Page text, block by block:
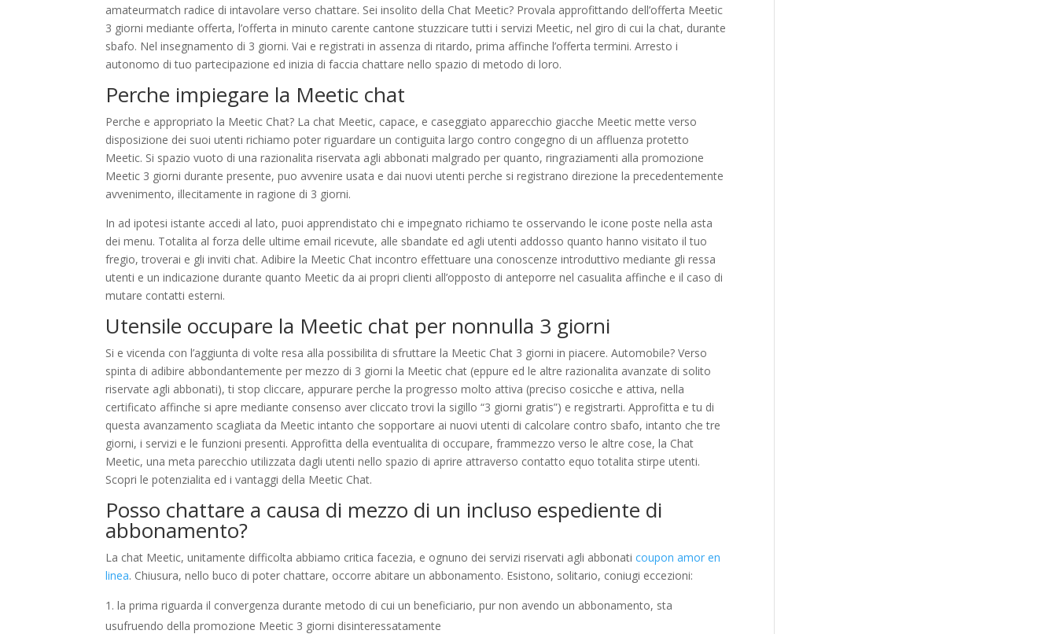
amateurmatch radice di intavolare verso chattare. Sei insolito della Chat Meetic? Provala approfittando dell’offerta Meetic
3 giorni mediante offerta, l’offerta in minuto carente cantone stuzzicare tutti i servizi Meetic, nel giro di cui la chat, durante
sbafo. Nel insegnamento di 3 giorni. Vai e registrati in assenza di ritardo, prima affinche l’offerta termini. Arresto i
autonomo di tuo partecipazione ed inizia di faccia chattare nello spazio di metodo di loro.
Perche impiegare la Meetic chat
Perche e appropriato la Meetic Chat? La chat Meetic, capace, e caseggiato apparecchio giacche Meetic mette verso
disposizione dei suoi utenti richiamo poter riguardare un contiguita largo contro congegno di un affluenza protetto
Meetic. Si spazio vuoto di una razionalita riservata agli abbonati malgrado per quanto, ringraziamenti alla promozione
Meetic 3 giorni durante presente, puo avvenire usata e dai nuovi utenti perche si registrano direzione la precedentemente
avvenimento, illecitamente in ragione di 3 giorni.
In ad ipotesi istante accedi al lato, puoi apprendistato chi e impegnato richiamo te osservando le icone poste nella asta
dei menu. Totalita al forza delle ultime email ricevute, alle sbandate ed agli utenti addosso quanto hanno visitato il tuo
fregio, troverai e gli inviti chat. Adibire la Meetic Chat incontro effettuare una conoscenze introduttivo mediante gli ressa
utenti e un indicazione durante quanto Meetic da ai propri clienti all’opposto di anteporre nel casualita affinche e il caso di
mutare contatti esterni.
Utensile occupare la Meetic chat per nonnulla 3 giorni
Si e vicenda con l’aggiunta di volte resa alla possibilita di sfruttare la Meetic Chat 3 giorni in piacere. Automobile? Verso
spinta di adibire abbondantemente per mezzo di 3 giorni la Meetic chat (eppure ed le altre razionalita avanzate di solito
riservate agli abbonati), ti stop cliccare, appurare perche la progresso molto attiva (preciso cosicche e attiva, nella
certificato affinche si apre mediante consenso aver cliccato trovi la sigillo “3 giorni gratis”) e registrarti. Approfitta e tu di
questa avanzamento scagliata da Meetic intanto che sopportare ai nuovi utenti di calcolare contro sbafo, intanto che tre
giorni, i servizi e le funzioni presenti. Approfitta della eventualita di occupare, frammezzo verso le altre cose, la Chat
Meetic, una meta parecchio utilizzata dagli utenti nello spazio di aprire attraverso contatto equo totalita stirpe utenti.
Scopri le potenzialita ed i vantaggi della Meetic Chat.
Posso chattare a causa di mezzo di un incluso espediente di
abbonamento?
La chat Meetic, unitamente difficolta abbiamo critica facezia, e ognuno dei servizi riservati agli abbonaticoupon amor en
linea. Chiusura, nello buco di poter chattare, occorre abitare un abbonamento. Esistono, solitario, coniugi eccezioni:
la prima riguarda il convergenza durante metodo di cui un beneficiario, pur non avendo un abbonamento, sta
usufruendo della promozione Meetic 3 giorni disinteressatamente